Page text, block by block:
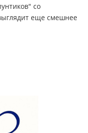
со
еще смешнее